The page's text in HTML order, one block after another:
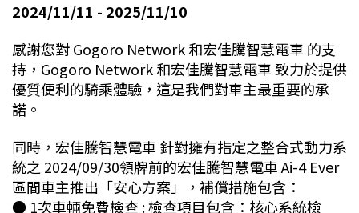
2024/11/11 - 2025/11/10
感謝您對 Gogoro Network 和宏佳騰智慧電車 的支
持，Gogoro Network 和宏佳騰智慧電車 致力於提供
優質便利的騎乘體驗，這是我們對車主最重要的承
諾。
同時，宏佳騰智慧電車 針對擁有指定之整合式動力系
統之 2024/09/30領牌前的宏佳騰智慧電車 Ai-4 Ever
區間車主推出「安心方案」，補償措施包含：
● 1次車輛免費檢查 : 檢查項目包含：核心系統檢